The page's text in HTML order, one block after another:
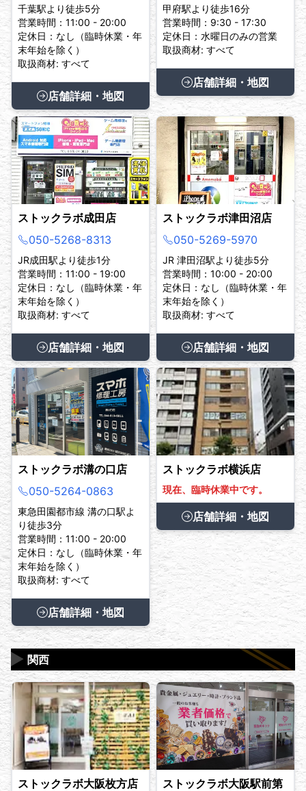
千葉駅より徒歩5分
営業時間：11:00 - 20:00
定休日：なし（臨時休業・年
末年始を除く）
取扱商材: すべて
店舗詳細・地図
甲府駅より徒歩16分
営業時間：9:30 - 17:30
定休日：水曜日のみの営業
取扱商材: すべて
店舗詳細・地図
ストックラボ成田店
050-5268-8313
JR成田駅より徒歩1分
営業時間：11:00 - 19:00
定休日：なし（臨時休業・年
末年始を除く）
取扱商材: すべて
店舗詳細・地図
ストックラボ津田沼店
050-5269-5970
JR 津田沼駅より徒歩5分
営業時間：10:00 - 20:00
定休日：なし（臨時休業・年
末年始を除く）
取扱商材: すべて
店舗詳細・地図
ストックラボ溝の口店
050-5264-0863
東急田園都市線 溝の口駅よ
り徒歩3分
営業時間：11:00 - 20:00
定休日：なし（臨時休業・年
末年始を除く）
取扱商材: すべて
店舗詳細・地図
ストックラボ横浜店
現在、臨時休業中です。
店舗詳細・地図
関西
▶
ストックラボ大阪枚方店
ストックラボ大阪駅前第